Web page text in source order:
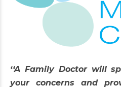
‘‘A Family Doctor will
your concerns and